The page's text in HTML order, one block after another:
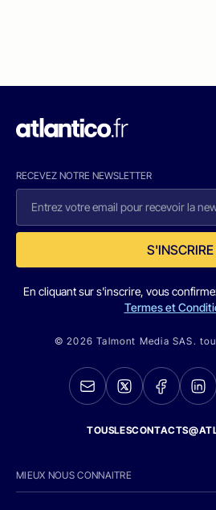
RECEVEZ NOTRE NEWSLETTER
S'INSCRIRE
En cliquant sur s'inscrire, vous
Termes et
© 2026 Talmont Media SAS.
MIEUX NOUS CONNAITRE